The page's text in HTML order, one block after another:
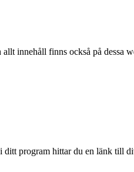
inne­håll finns också på dessa
ditt program hittar du en länk till